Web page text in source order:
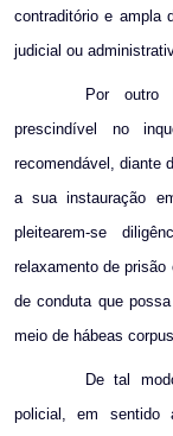
contraditório e ampla
judicial ou
Por outro
prescindível no
recomendável, diante
a sua instauração
pleitearem-se
relaxamento de
de conduta que
meio de hábeas
De tal
policial, em sentido